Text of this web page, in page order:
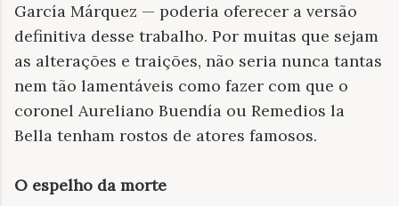
García Márquez — poderia oferecer a versão
definitiva desse trabalho. Por muitas que sejam
as alterações e traições, não seria nunca tantas
nem tão lamentáveis como fazer com que o
coronel Aureliano Buendía ou Remedios la
Bella tenham rostos de atores famosos.
O espelho da morte